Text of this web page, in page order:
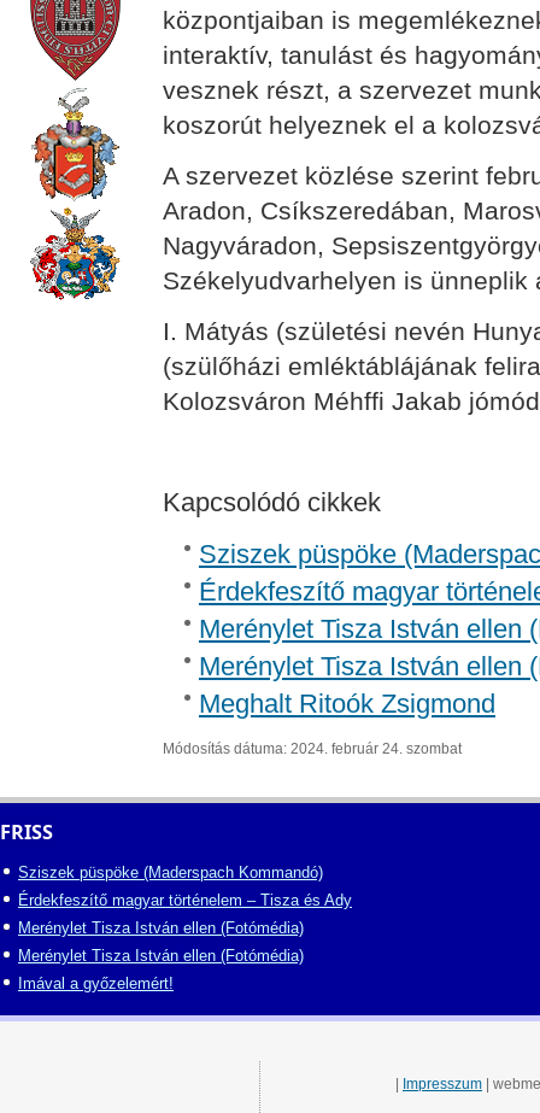
központjaiban is
interaktív, tanulást és
vesznek részt, a szervezet
koszorút helyeznek el a
A szervezet közlése szerint
Aradon, Csíkszeredában,
Nagyváradon,
Székelyudvarhelyen is ünneplik
I. Mátyás (születési nevén
(szülőházi emléktáblájának
Kolozsváron Méhffi Jakab
Kapcsolódó cikkek
Sziszek püspöke
Érdekfeszítő magyar
Merénylet Tisza István ellen
Merénylet Tisza István ellen
Meghalt Ritoók Zsigmond
Módosítás dátuma: 2024. február 24. szombat
FRISS
Sziszek püspöke (Maderspach Kommandó)
Érdekfeszítő magyar történelem – Tisza és Ady
Merénylet Tisza István ellen (Fotómédia)
Merénylet Tisza István ellen (Fotómédia)
Imával a győzelemért!
Impresszum |